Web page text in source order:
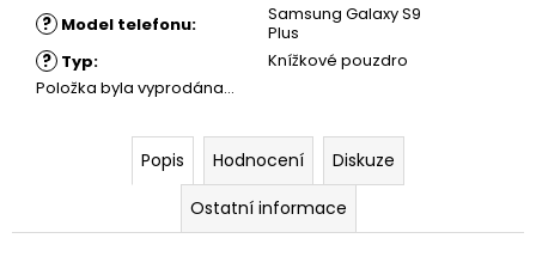
? Model telefonu:
Samsung Galaxy S9
Plus
? Typ:
Knížkové pouzdro
Položka byla vyprodána…
Popis Hodnocení
Diskuze
Ostatní informace